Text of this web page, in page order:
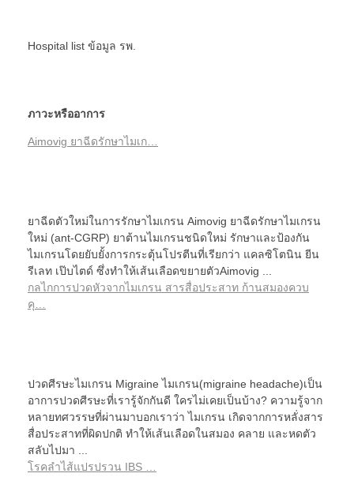
Hospital list ข้อมูล รพ.
ภาวะหรืออาการ
Aimovig ยาฉีดรักษาไมเก…
ยาฉีดตัวใหม่ในการรักษาไมเกรน Aimovig ยาฉีดรักษาไมเกรน
ใหม่ (ant-CGRP) ยาต้านไมเกรนชนิดใหม่ รักษาและป้องกัน
ไมเกรนโดยยับยั้งการกระตุ้นโปรตีนที่เรียกว่า แคลซิโตนิน ยีน
รีเลท เป๊บไตด์ ซึ่งทำให้เส้นเลือดขยายตัวAimovig ...
กลไกการปวดหัวจากไมเกรน สารสื่อประสาท ก้านสมองควบ
คุ…
ปวดศีรษะไมเกรน Migraine ไมเกรน(migraine headache)เป็น
อาการปวดศีรษะที่เรารู้จักกันดี ใครไม่เคยเป็นบ้าง? ความรู้จาก
หลายทศวรรษที่ผ่านมาบอกเราว่า ไมเกรน เกิดจากการหลั่งสาร
สื่อประสาทที่ผิดปกติ ทำให้เส้นเลือดในสมอง คลาย และหดตัว
สลับไปมา ...
โรคลำไส้แปรปรวน IBS …